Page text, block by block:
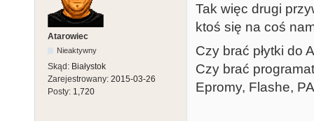
Atarowiec
Nieaktywny
Skąd: Białystok
Zarejestrowany: 2015-03-26
Posty: 1,720
Tak więc drugi
ktoś się na coś
Czy brać płytki do
Czy brać
Epromy, Flashe,